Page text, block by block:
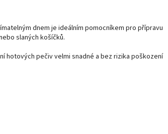
dnem je ideálním pomocníkem pro přípravu
slaných košíčků.
hotových pečiv velmi snadné a bez rizika poškození